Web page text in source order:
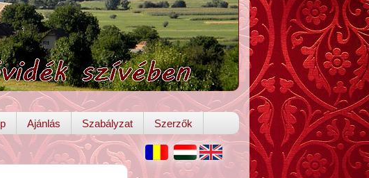
Ajánlás Szabályzat Szerzők